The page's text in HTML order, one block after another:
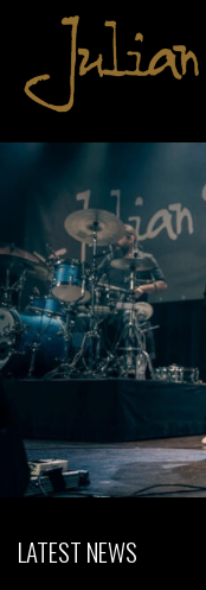
LATEST NEWS